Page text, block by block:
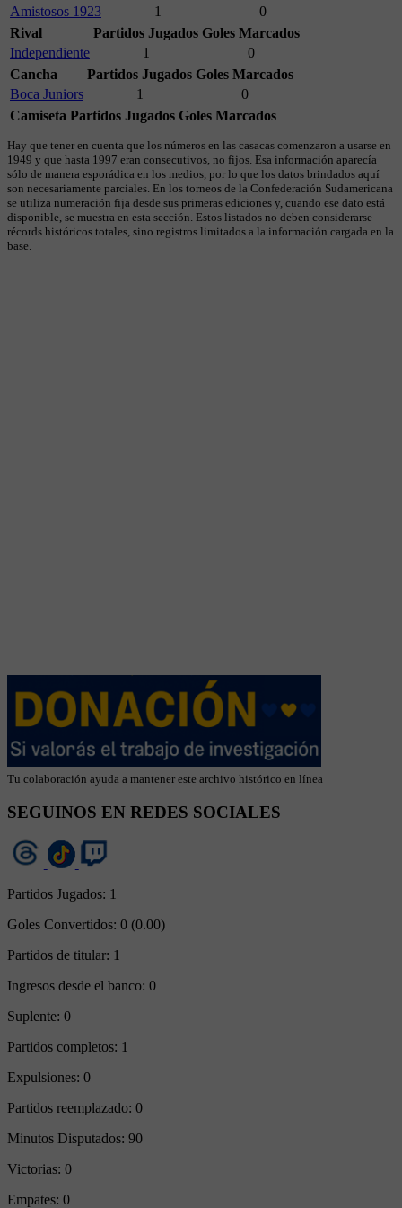
Amistosos 1923 1
0
Rival
Partidos Jugados Goles Marcados
Independiente
1
0
Cancha
Partidos Jugados Goles Marcados
Boca Juniors
1
0
Camiseta Partidos Jugados Goles Marcados
Hay que tener en cuenta que los números en las casacas comenzaron a usarse en
1949 y que hasta 1997 eran consecutivos, no fijos. Esa información aparecía
sólo de manera esporádica en los medios, por lo que los datos brindados aquí
son necesariamente parciales. En los torneos de la Confederación Sudamericana
se utiliza numeración fija desde sus primeras ediciones y, cuando ese dato está
disponible, se muestra en esta sección. Estos listados no deben considerarse
récords históricos totales, sino registros limitados a la información cargada en la
base.
Tu colaboración ayuda a mantener este archivo histórico en línea
SEGUINOS EN REDES SOCIALES
Partidos Jugados: 1
Goles Convertidos: 0 (0.00)
Partidos de titular: 1
Ingresos desde el banco: 0
Suplente: 0
Partidos completos: 1
Expulsiones: 0
Partidos reemplazado: 0
Minutos Disputados: 90
Victorias: 0
Empates: 0